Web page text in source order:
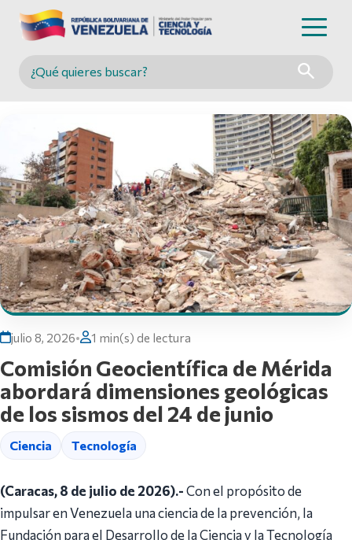
Buscar en MINCYT
julio 8, 2026• 1 min(s) de lectura
Comisión Geocientífica de Mérida
abordará dimensiones geológicas
de los sismos del 24 de junio
Ciencia Tecnología
(Caracas, 8 de julio de 2026).- Con el propósito de
impulsar en Venezuela una ciencia de la prevención, la
Fundación para el Desarrollo de la Ciencia y la Tecnología